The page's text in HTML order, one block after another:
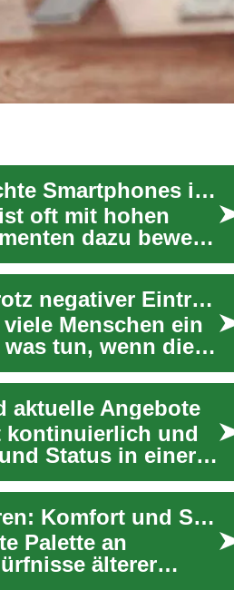
Sparsamkeit trifft Funktion: Gebrauchte Smartphones im Fokus
oft mit hohen
dazu bewegt,
Autokredite und SCHUFA: Wie Sie trotz negativer Einträge ein Auto finanzieren können
Menschen ein
tun, wenn die
aktuelle Angebote
kontinuierlich und
Status in einer
Die besten SUV-Angebote für Senioren: Komfort und Sicherheit im Fokus
Palette an
älterer